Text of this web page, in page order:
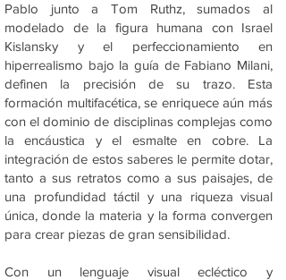
Pablo junto a Tom Ruthz, sumados al
modelado de la figura humana con Israel
Kislansky y el perfeccionamiento en
hiperrealismo bajo la guía de Fabiano Milani,
definen la precisión de su trazo. Esta
formación multifacética, se enriquece aún más
con el dominio de disciplinas complejas como
la encáustica y el esmalte en cobre. La
integración de estos saberes le permite dotar,
tanto a sus retratos como a sus paisajes, de
una profundidad táctil y una riqueza visual
única, donde la materia y la forma convergen
para crear piezas de gran sensibilidad.
Con un lenguaje visual ecléctico y